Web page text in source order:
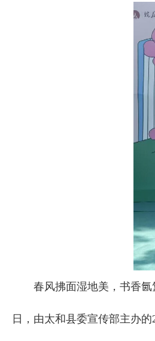
春风拂面湿地美，书香氤氲
日，由太和县委宣传部主办